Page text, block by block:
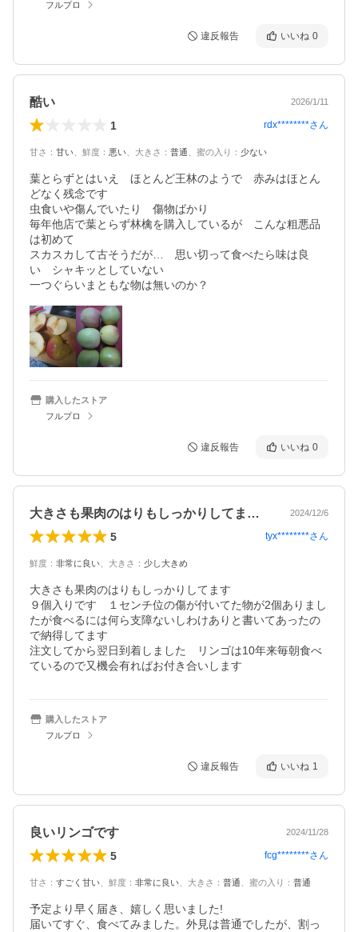
フルプロ
違反報告 いいね 0
酷い 2026/1/11
1 rdx********さん
甘さ ： 甘い 鮮度 ： 悪い 大きさ ： 普通 蜜の入り ： 少ない
葉とらずとはいえ　ほとんど王林のようで　赤みはほとん
どなく残念です
虫食いや傷んでいたり　傷物ばかり
毎年他店で葉とらず林檎を購入しているが　こんな粗悪品
は初めて
スカスカして古そうだが…　思い切って食べたら味は良
い　シャキッとしていない
購入したストア
フルプロ
違反報告 いいね 0
大きさも果肉のはりもしっかりしてます９… 2024/12/6
5 tyx********さん
鮮度 ： 非常に良い 大きさ ： 少し大きめ
大きさも果肉のはりもしっかりしてます
９個入りです　１センチ位の傷が付いてた物が2個ありまし
たが食べるには何ら支障ないしわけありと書いてあったの
で納得してます
注文してから翌日到着しました　リンゴは10年来毎朝食べ
ているので又機会有ればお付き合いします
購入したストア
フルプロ
違反報告 いいね 1
良いリンゴです 2024/11/28
5 fcg********さん
甘さ ： すごく甘い 鮮度 ： 非常に良い 大きさ ： 普通 蜜の入り ： 普通
予定より早く届き、嬉しく思いました!
届いてすぐ、食べてみました。外見は普通でしたが、割っ